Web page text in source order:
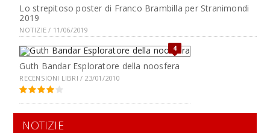
Lo strepitoso poster di Franco Brambilla per Stranimondi
2019
NOTIZIE / 11/06/2019
4
Guth Bandar Esploratore della noosfera
RECENSIONI LIBRI / 23/01/2010
NOTIZIE